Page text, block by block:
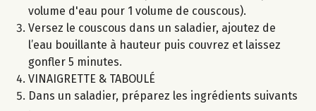
volume d'eau pour 1 volume de couscous).
Versez le couscous dans un saladier, ajoutez de
l’eau bouillante à hauteur puis couvrez et laissez
gonfler 5 minutes.
VINAIGRETTE & TABOULÉ
Dans un saladier, préparez les ingrédients suivants